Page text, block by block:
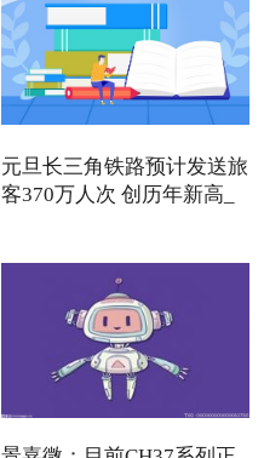
元旦长三角铁路预计发送旅
客370万人次 创历年新高_